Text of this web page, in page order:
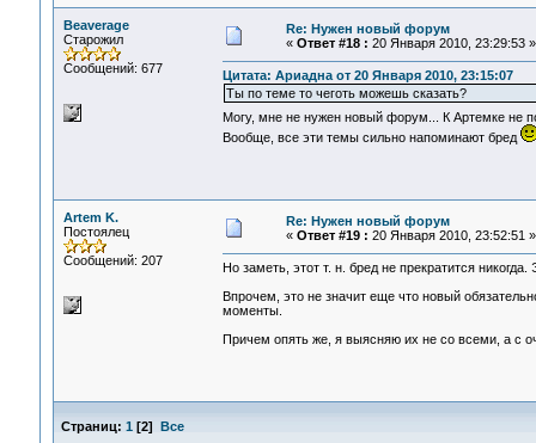
Beaverage
Старожил
Сообщений: 677
Re: Нужен новый форум
« Ответ #18 : 20 Января 2010, 23:29:53 »
Цитата: Ариадна от 20 Января 2010, 23:15:07
Ты по теме то чеготь можешь сказать?
Могу, мне не нужен новый форум... К Артемке не
Вообще, все эти темы сильно напоминают бред
Artem K.
Постоялец
Сообщений: 207
Re: Нужен новый форум
« Ответ #19 : 20 Января 2010, 23:52:51 »
Но заметь, этот т. н. бред не прекратится
Впрочем, это не значит еще что новый
моменты.
Причем опять же, я выясняю их не со всеми, а с
Страниц: 1 [2] Все